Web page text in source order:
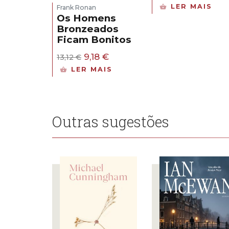
Frank Ronan
Os Homens
Bronzeados
Ficam Bonitos
13,12€ O
preço
9,18 €O
preço
LER MAIS
preço
LER MAIS
Outras sugestões